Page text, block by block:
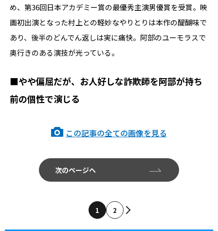
め、第36回日本アカデミー賞の最優秀主演男優賞を受賞。映
画初出演となった村上との軽妙なやりとりは本作の醍醐味で
あり、後半のどんでん返しは実に痛快。阿部のユーモラスで
奥行きのある演技が光っている。
■やや偏屈だが、お人好しな詐欺師を阿部が持ち
前の個性で演じる
この記事の全ての画像を見る
次のページへ
1 2